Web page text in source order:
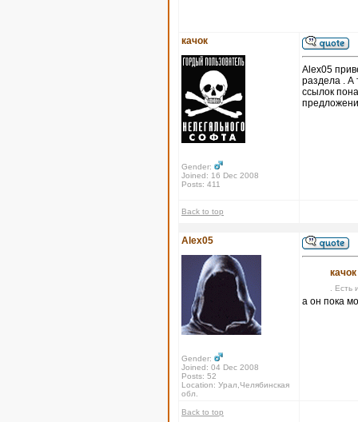
качок
Gender:
Joined: 16 Dec 2008
Posts: 411
Alex05
раздела . А
ссылок
Back to top
Alex05
Gender:
Joined: 04 Dec 2008
Posts: 52
Location: Урал,Челябинская
обл.
.
а он пока
Back to top